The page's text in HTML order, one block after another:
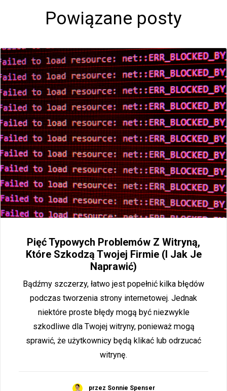
Powiązane posty
Pięć Typowych Problemów Z Witryną,
Które Szkodzą Twojej Firmie (i Jak Je
Naprawić)
Bądźmy szczerzy, łatwo jest popełnić kilka błędów
podczas tworzenia strony internetowej. Jednak
niektóre proste błędy mogą być niezwykle
szkodliwe dla Twojej witryny, ponieważ mogą
sprawić, że użytkownicy będą klikać lub odrzucać
witrynę.
przez Sonnie Spenser